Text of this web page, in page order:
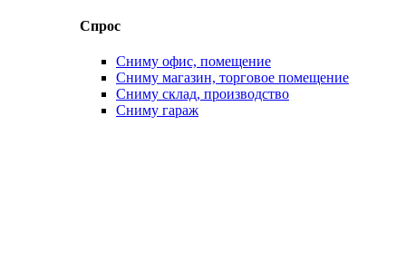
Спрос
Сниму офис, помещение
Сниму магазин, торговое помещение
Сниму склад, производство
Сниму гараж